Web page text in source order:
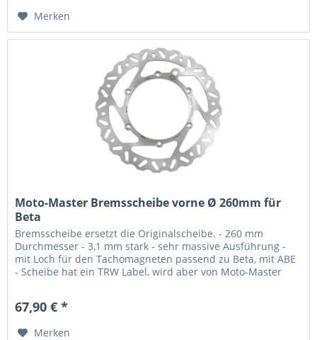
Merken
Moto-Master Bremsscheibe vorne Ø 260mm für
Beta
Bremsscheibe ersetzt die Originalscheibe. - 260 mm
Durchmesser - 3,1 mm stark - sehr massive Ausführung -
mit Loch für den Tachomagneten passend zu Beta, mit ABE
- Scheibe hat ein TRW Label, wird aber von Moto-Master
67,90 € *
Merken